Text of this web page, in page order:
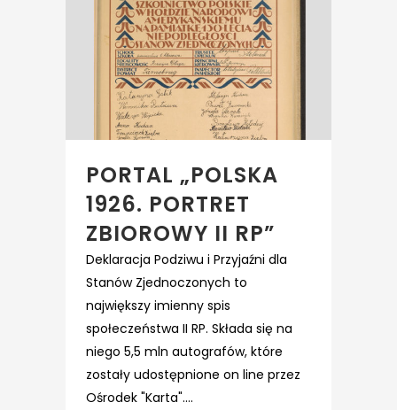
PORTAL „POLSKA
1926. PORTRET
ZBIOROWY II RP”
Deklaracja Podziwu i Przyjaźni dla
Stanów Zjednoczonych to
największy imienny spis
społeczeństwa II RP. Składa się na
niego 5,5 mln autografów, które
zostały udostępnione on line przez
Ośrodek "Karta"....